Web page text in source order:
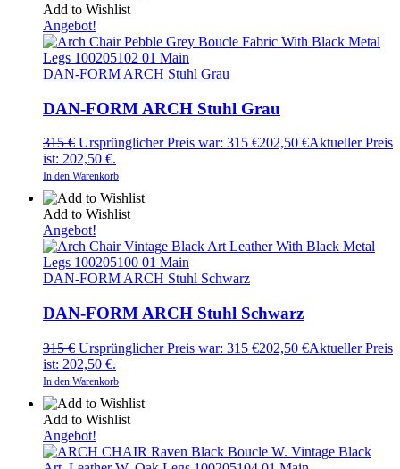
Add to Wishlist
Angebot!
DAN-FORM ARCH Stuhl Grau
DAN-FORM ARCH Stuhl Grau
315€ Ursprünglicher Preis war: 315 €202,50 €Aktueller Preis
ist: 202,50 €.
In den Warenkorb
Add to Wishlist
Angebot!
DAN-FORM ARCH Stuhl Schwarz
DAN-FORM ARCH Stuhl Schwarz
315€ Ursprünglicher Preis war: 315 €202,50 €Aktueller Preis
ist: 202,50 €.
In den Warenkorb
Add to Wishlist
Angebot!